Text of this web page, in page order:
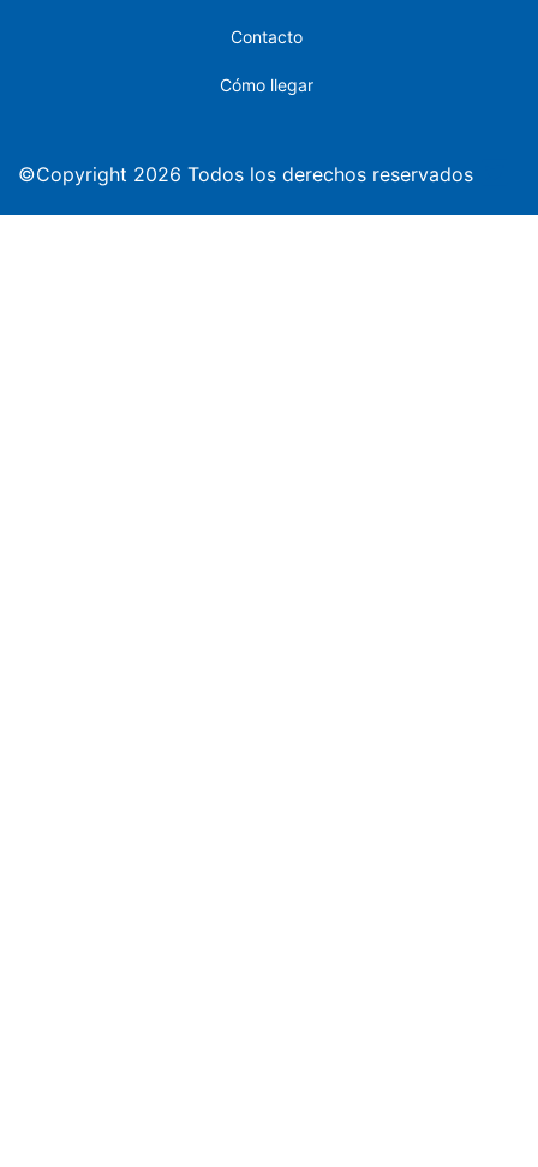
Contacto
Cómo llegar
©Copyright 2026 Todos los derechos reservados